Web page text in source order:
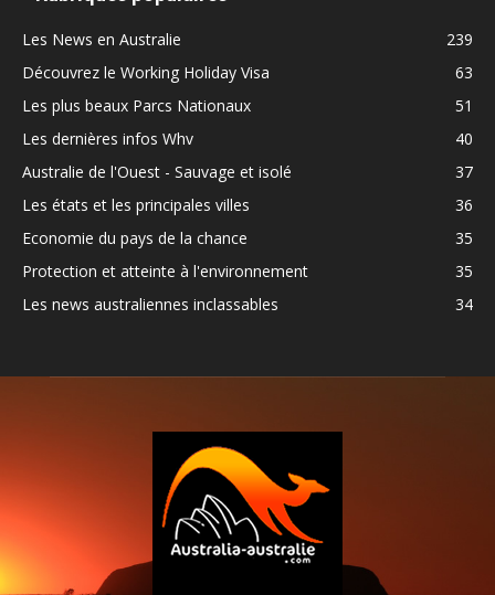
Les News en Australie
239
Découvrez le Working Holiday Visa
63
Les plus beaux Parcs Nationaux
51
Les dernières infos Whv
40
Australie de l'Ouest - Sauvage et isolé
37
Les états et les principales villes
36
Economie du pays de la chance
35
Protection et atteinte à l'environnement
35
Les news australiennes inclassables
34